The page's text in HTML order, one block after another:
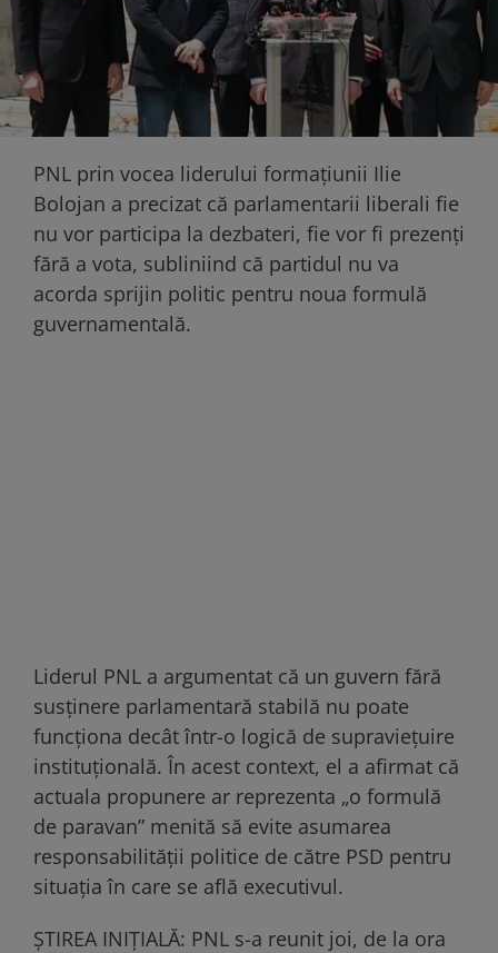
PNL prin vocea liderului formațiunii Ilie
Bolojan a precizat că parlamentarii liberali fie
nu vor participa la dezbateri, fie vor fi prezenţi
fără a vota, subliniind că partidul nu va
acorda sprijin politic pentru noua formulă
guvernamentală.
Liderul PNL a argumentat că un guvern fără
susţinere parlamentară stabilă nu poate
funcţiona decât într-o logică de supravieţuire
instituţională. În acest context, el a afirmat că
actuala propunere ar reprezenta „o formulă
de paravan” menită să evite asumarea
responsabilităţii politice de către PSD pentru
situaţia în care se află executivul.
ȘTIREA INIȚIALĂ: PNL s-a reunit joi, de la ora